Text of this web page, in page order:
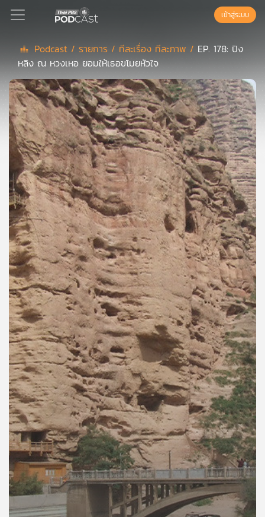
Podcast
เพล
ย์
ลิ
สต์
แนะนำ
เพล
ย์
ลิ
สต์
ของ
คุณ
เพลง
บทความ
ข่าว
และ
กิจกรรม
เกี่ยว
กับ
เรา
เข้าสู่ระบบ
Podcast / รายการ / ทีละเรื่อง ทีละภาพ / EP. 178: ปิง
หลิง ณ หวงเหอ ยอมให้เธอขโมยหัวใจ